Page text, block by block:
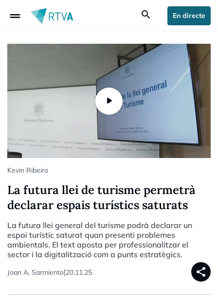
drag_handle search En directe
Kevin Ribeiro
La futura llei de turisme permetrà
declarar espais turístics saturats
La futura llei general del turisme podrà declarar un
espai turístic saturat quan presenti problemes
ambientals. El text aposta per professionalitzar el
sector i la digitalització com a punts estratègics.
Joan A. Sarmiento|20.11.25 share